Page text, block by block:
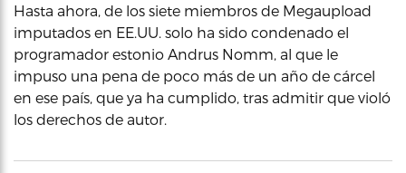
Hasta ahora, de los siete miembros de Megaupload
imputados en EE.UU. solo ha sido condenado el
programador estonio Andrus Nomm, al que le
impuso una pena de poco más de un año de cárcel
en ese país, que ya ha cumplido, tras admitir que violó
los derechos de autor.